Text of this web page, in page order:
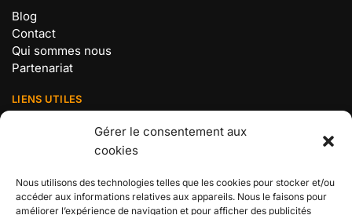
Gérer le consentement aux
cookies
Nous utilisons des technologies telles que les cookies pour stocker et/ou
accéder aux informations relatives aux appareils. Nous le faisons pour
améliorer l’expérience de navigation et pour afficher des publicités
Blog
Contact
Qui sommes nous
Partenariat
LIENS UTILES
Mentions légales
Politique de confidentialité
Politique de cookies (UE)
BOUTIQUE N°1 ONE PIECE